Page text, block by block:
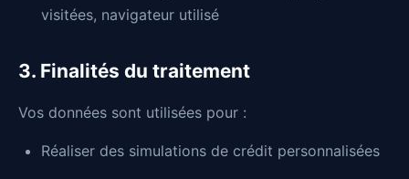
visitées, navigateur utilisé
3. Finalités du traitement
Vos données sont utilisées pour :
Réaliser des simulations de crédit personnalisées